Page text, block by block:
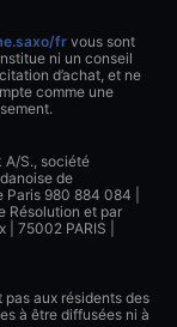
frvous sont
ni un conseil
d’achat, et ne
comme une
A/S., société
de
980 884 084 |
Résolution et par
75002 PARIS |
aux résidents des
à être diffusées ni à